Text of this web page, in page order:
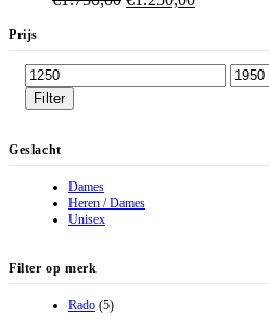
€1.750,00.€1.250,00.
Prijs
Min.
prijs
Max.
prijs
Filter
Geslacht
Dames
Heren / Dames
Unisex
Filter op merk
Rado (5)